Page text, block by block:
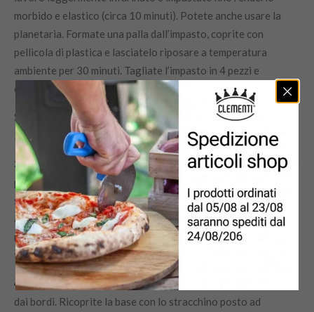
morbido e elastico (circa 10 minuti). Potete anche usare la
planetaria. Formate una palla dall’impasto, coprite con
pellicola di plastica e lasciatelo riposare a temperatura
ambiente per 30 minuti. Tagliate l’impasto in 4 pezzi e
copriteli con pellicola. Lasciateli riposare per altri 10 minuti.
Se utilizzate il forno elettrico di casa, preriscaldatelo a
250°C. Ungete le teglie con olio d’oliva.
3)Stendete una porzione d’impasto con il matterello su un
piano di lavoro leggermente infarinato, fino ad ottenere uno
spessore millimetrico. Quindi tirate a mano la pasta,
allargandola con un movimento rotatorio, posizionando le
mani sotto alla sfoglia, fino a renderla sottilissima e quasi
trasparente. Fate attenzione a non fare buchi.
4)Trasferite la sfoglia in una delle teglie, dovrà fuoriuscire
dai bordi. Ricoprite la base con lo stracchino posto ad